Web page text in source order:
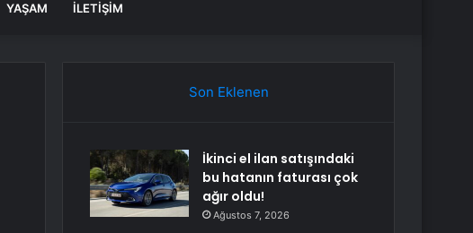
YAŞAM İLETIŞIM
Son Eklenen
İkinci el ilan satışındaki
bu hatanın faturası çok
ağır oldu!
Ağustos 7, 2026